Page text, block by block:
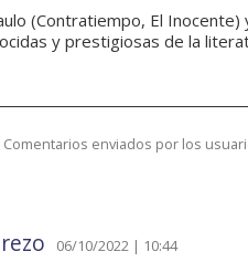
(Contratiempo, El
y prestigiosas de la
Comentarios enviados por los
06/10/2022 | 10:44